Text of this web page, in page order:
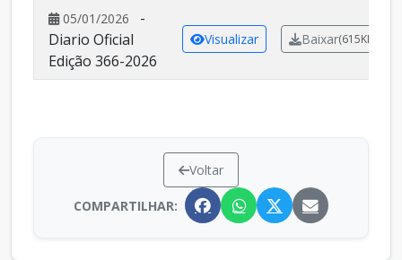
05/01/2026
-
Diario Oficial
Edição 366-2026
Visualizar Baixar(615KB)
Voltar
COMPARTILHAR: